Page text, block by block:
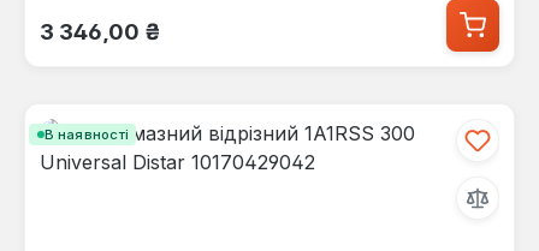
Звичайна ціна:
3 346,00 ₴
В наявності